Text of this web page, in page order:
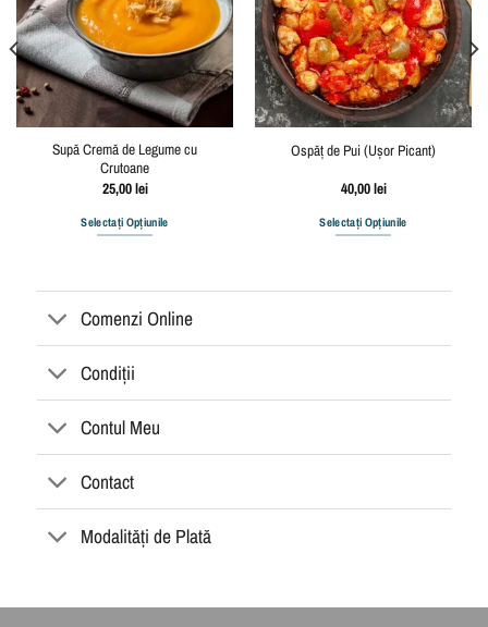
Supă Cremă de Legume cu
Crutoane
25,00lei
Selectați Opțiunile
Ospăț de Pui (Ușor Picant)
40,00lei
Selectați Opțiunile
are
alese
Comenzi Online
Condiții
Contul Meu
Contact
Modalități de Plată